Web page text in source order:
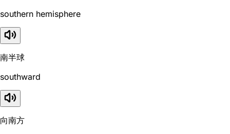
southern hemisphere
南半球
southward
向南方